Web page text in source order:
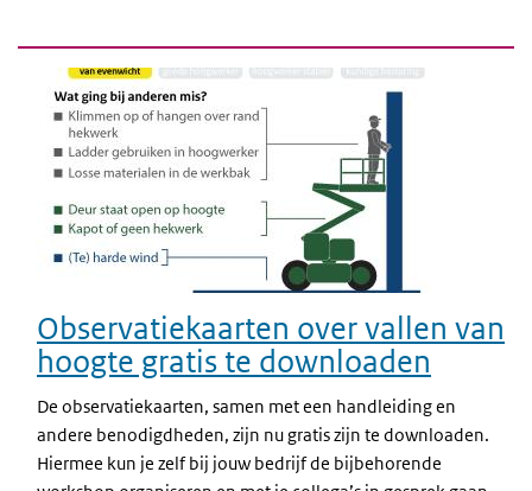
Observatiekaarten over vallen van
hoogte gratis te downloaden
De observatiekaarten, samen met een handleiding en
andere benodigdheden, zijn nu gratis zijn te downloaden.
Hiermee kun je zelf bij jouw bedrijf de bijbehorende